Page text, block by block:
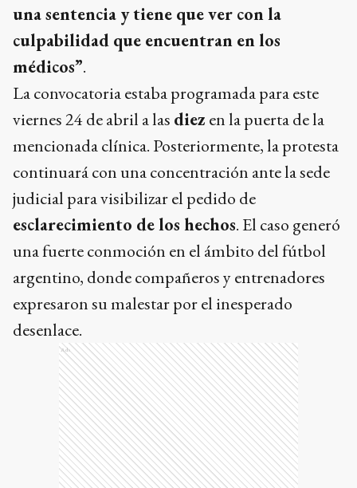
una sentencia y tiene que ver con la
culpabilidad que encuentran en los
médicos”.
La convocatoria estaba programada para este
viernes 24 de abril a las diez en la puerta de la
mencionada clínica. Posteriormente, la protesta
continuará con una concentración ante la sede
judicial para visibilizar el pedido de
esclarecimiento de los hechos. El caso generó
una fuerte conmoción en el ámbito del fútbol
argentino, donde compañeros y entrenadores
expresaron su malestar por el inesperado
desenlace.
Ads